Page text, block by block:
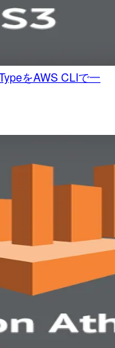
をAWS CLIで一